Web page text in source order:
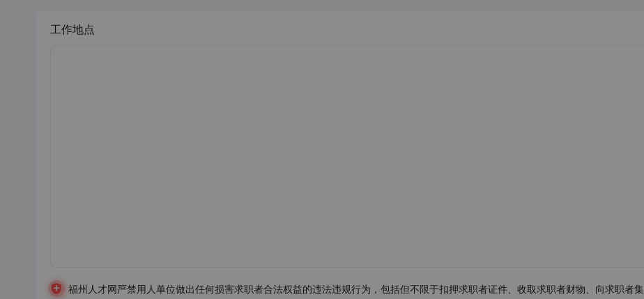
工作地点
福州人才网严禁用人单位做出任何损害求职者合法权益的违法违规行为，包括但不限于扣押求职者证件、收取求职者财物、向求职者集